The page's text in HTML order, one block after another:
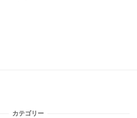
カテゴリー